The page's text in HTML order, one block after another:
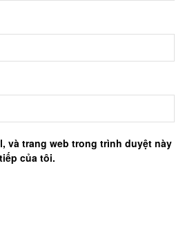
và trang web trong trình duyệt này
của tôi.